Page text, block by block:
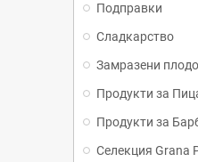
Подправки
Сладкарство
Замразени
Продукти за
Продукти за
Селекция Grana